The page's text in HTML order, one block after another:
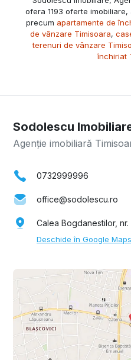
ofera 1193 oferte
precum apartamente de
de vânzare Timisoara,
terenuri de vânzare
închiriat
Sodolescu
Agenție imobiliară
0732999996
office@sodolescu.ro
Calea Bogdanestilor, nr.
Deschide în Google Maps